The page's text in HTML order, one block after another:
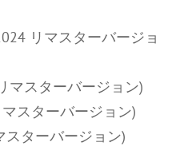
リマスターバージョ
マスターバージョン)
スターバージョン)
スターバージョン)